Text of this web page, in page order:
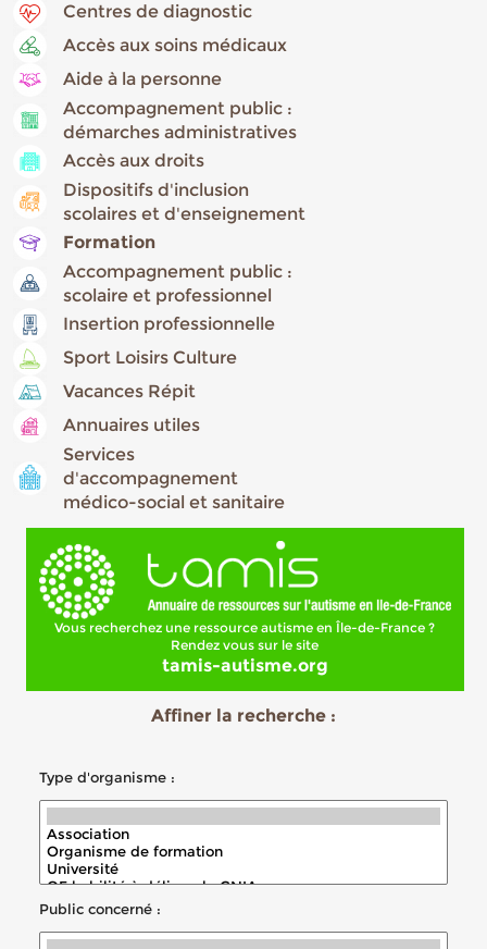
Centres de diagnostic
Accès aux soins médicaux
Aide à la personne
Accompagnement public :
démarches administratives
Accès aux droits
Dispositifs d'inclusion
scolaires et d'enseignement
Formation
Accompagnement public :
scolaire et professionnel
Insertion professionnelle
Sport Loisirs Culture
Vacances Répit
Annuaires utiles
Services
d'accompagnement
médico-social et sanitaire
Vous recherchez une ressource autisme en Île-de-France ?
Rendez vous sur le site
tamis-autisme.org
Affiner la recherche :
Type d'organisme :
Public concerné :